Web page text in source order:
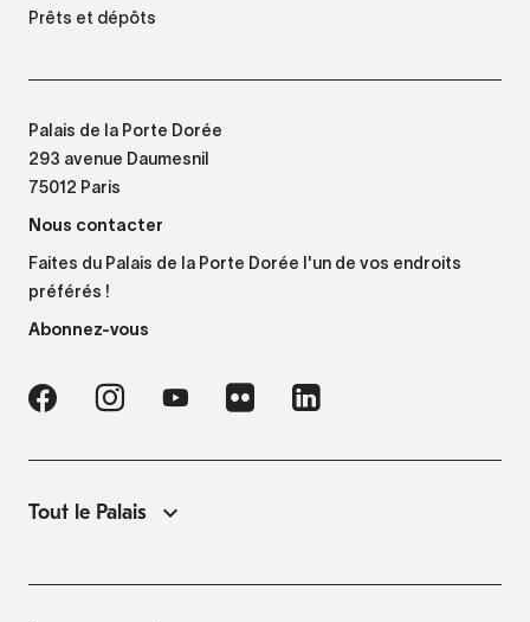
Prêts et dépôts
Palais de la Porte Dorée
293 avenue Daumesnil
75012 Paris
Nous contacter
Faites du Palais de la Porte Dorée l'un de vos endroits
préférés !
Abonnez-vous
Tout le Palais